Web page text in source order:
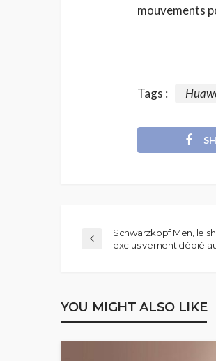
mouvements
Tags :
Schwarzkopf Men, le
exclusivement dédié
YOU MIGHT ALSO LIKE